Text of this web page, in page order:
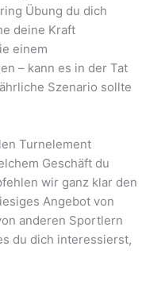
Übung du dich
deine Kraft
einem
– kann es in der Tat
Szenario sollte
Turnelement
Geschäft du
wir ganz klar den
Angebot von
anderen Sportlern
du dich interessierst,